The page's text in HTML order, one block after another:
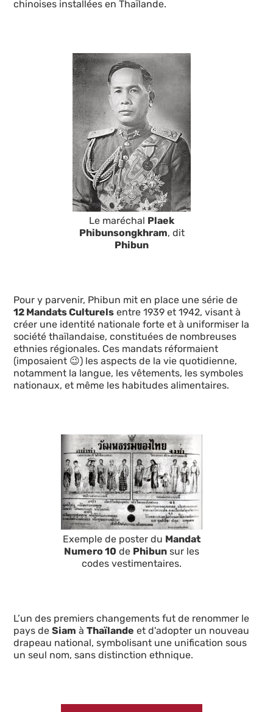
chinoises installées en Thaïlande.
Le maréchal Plaek
Phibunsongkhram, dit
Phibun
Pour y parvenir, Phibun mit en place une série de
12 Mandats Culturels entre 1939 et 1942, visant à
créer une identité nationale forte et à uniformiser la
société thaïlandaise, constituées de nombreuses
ethnies régionales. Ces mandats réformaient
(imposaient 😉) les aspects de la vie quotidienne,
notamment la langue, les vêtements, les symboles
nationaux, et même les habitudes alimentaires.
Exemple de poster du Mandat
Numero 10 de Phibun sur les
codes vestimentaires.
L’un des premiers changements fut de renommer le
pays deSiam àThaïlande et d'adopter un nouveau
drapeau national, symbolisant une unification sous
un seul nom, sans distinction ethnique.